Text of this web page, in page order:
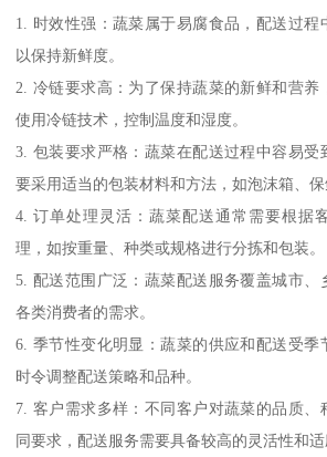
1. 时效性强：蔬菜属于易腐食品，配送过程
以保持新鲜度。
2. 冷链要求高：为了保持蔬菜的新鲜和营养
使用冷链技术，控制温度和湿度。
3. 包装要求严格：蔬菜在配送过程中容易受
要采用适当的包装材料和方法，如泡沫箱、保
4. 订单处理灵活：蔬菜配送通常需要根据
理，如按重量、种类或规格进行分拣和包装。
5. 配送范围广泛：蔬菜配送服务覆盖城市、
各类消费者的需求。
6. 季节性变化明显：蔬菜的供应和配送受季
时令调整配送策略和品种。
7. 客户需求多样：不同客户对蔬菜的品质、
同要求，配送服务需要具备较高的灵活性和适